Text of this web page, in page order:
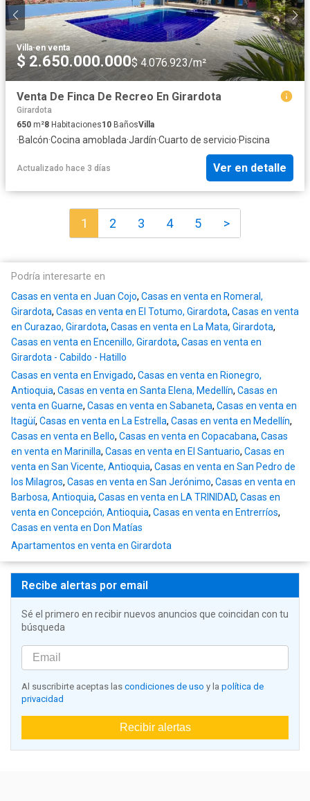
Villa·en venta
$ 2.650.000.000$ 4.076.923/m²
Venta De Finca De Recreo En Girardota
Girardota
650 m²8 Habitaciones10 BañosVilla
·Balcón·Cocina amoblada·Jardín·Cuarto de servicio·Piscina
Actualizado hace 3 días Ver en detalle
1 2 3 4 5 >
Podría interesarte en
Casas en venta en Juan Cojo, Casas en venta en Romeral,
Girardota, Casas en venta en El Totumo, Girardota, Casas en venta
en Curazao, Girardota, Casas en venta en La Mata, Girardota,
Casas en venta en Encenillo, Girardota, Casas en venta en
Girardota - Cabildo - Hatillo
Casas en venta en Envigado, Casas en venta en Rionegro,
Antioquia, Casas en venta en Santa Elena, Medellín, Casas en
venta en Guarne, Casas en venta en Sabaneta, Casas en venta en
Itagüí, Casas en venta en La Estrella, Casas en venta en Medellín,
Casas en venta en Bello, Casas en venta en Copacabana, Casas
en venta en Marinilla, Casas en venta en El Santuario, Casas en
venta en San Vicente, Antioquia, Casas en venta en San Pedro de
los Milagros, Casas en venta en San Jerónimo, Casas en venta en
Barbosa, Antioquia, Casas en venta en LA TRINIDAD, Casas en
venta en Concepción, Antioquia, Casas en venta en Entrerríos,
Casas en venta en Don Matías
Apartamentos en venta en Girardota
Recibe alertas por email
Sé el primero en recibir nuevos anuncios que coincidan con tu
búsqueda
Al suscribirte aceptas las condiciones de uso y la política de
privacidad
Recibir alertas